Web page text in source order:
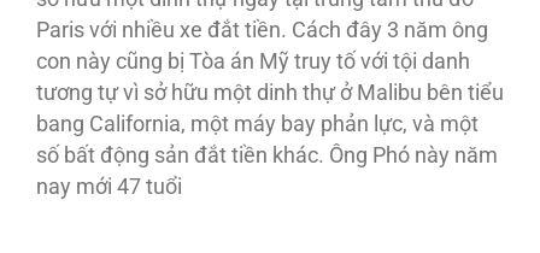
Paris với nhiều xe đắt tiền. Cách đây 3 năm ông
con này cũng bị Tòa án Mỹ truy tố với tội danh
tương tự vì sở hữu một dinh thự ở Malibu bên tiểu
bang California, một máy bay phản lực, và một
số bất động sản đắt tiền khác. Ông Phó này năm
nay mới 47 tuổi